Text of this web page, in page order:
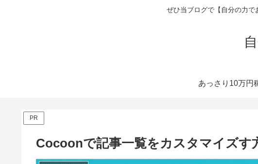
ぜひ当ブログで【自分の力で
PR
Cocoonで記事一覧をカスタマイズす